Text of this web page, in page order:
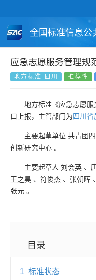
全国标准信息公
国家标准
国外标准
应急志愿服务管理规
地方标准-四川 推荐性
地方标准《应急志愿服
口上报，主管部门为四川省
主要起草单位 共青团
创新研究中心 。
主要起草人 刘会英 、
王之昊 、 符俊杰 、 张朝晖 、
张元 。
目录
1 标准状态